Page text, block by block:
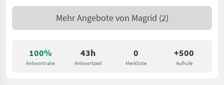
100%
Antwortrate
43h
Antwortzeit
0
Merkliste
+500
Aufrufe
Mehr Angebote von Magrid (2)